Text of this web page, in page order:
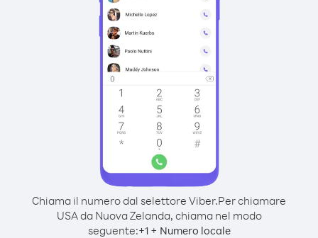
Chiama il numero dal selettore Viber.Per chiamare
USA da Nuova Zelanda, chiama nel modo
seguente:+1+ Numero locale